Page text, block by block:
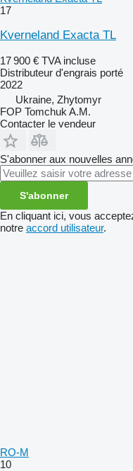
17
Kverneland Exacta TL
17 900 € TVA incluse
Distributeur d'engrais porté
2022
Ukraine, Zhytomyr
FOP Tomchuk A.M.
Contacter le vendeur
S'abonner aux nouvelles
S'abonner
En cliquant ici, vous
notre accord utilisateur.
RO-M
10